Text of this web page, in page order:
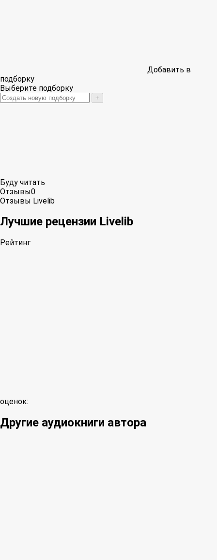
Добавить в
подборку
Выберите подборку
+
Буду читать
Отзывы0
Отзывы Livelib
Лучшие рецензии Livelib
Рейтинг
оценок:
Другие аудиокниги автора